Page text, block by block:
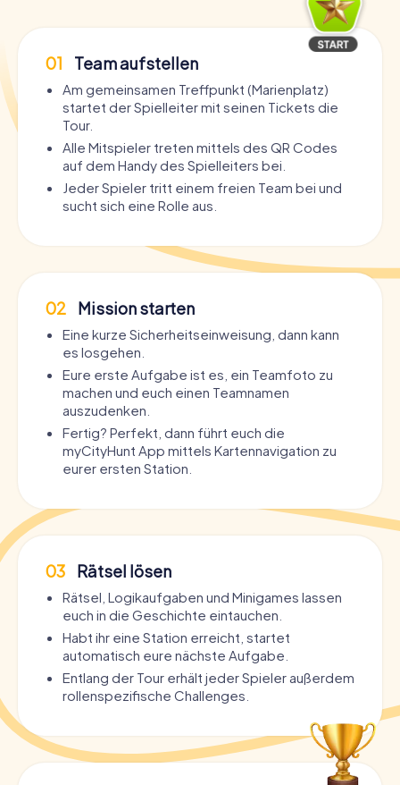
01 Team aufstellen
Am gemeinsamen Treffpunkt (Marienplatz)
startet der Spielleiter mit seinen Tickets die
Tour.
Alle Mitspieler treten mittels des QR Codes
auf dem Handy des Spielleiters bei.
Jeder Spieler tritt einem freien Team bei und
sucht sich eine Rolle aus.
02 Mission starten
Eine kurze Sicherheitseinweisung, dann kann
es losgehen.
Eure erste Aufgabe ist es, ein Teamfoto zu
machen und euch einen Teamnamen
auszudenken.
Fertig? Perfekt, dann führt euch die
myCityHunt App mittels Kartennavigation zu
eurer ersten Station.
03 Rätsel lösen
Rätsel, Logikaufgaben und Minigames lassen
euch in die Geschichte eintauchen.
Habt ihr eine Station erreicht, startet
automatisch eure nächste Aufgabe.
Entlang der Tour erhält jeder Spieler außerdem
rollenspezifische Challenges.